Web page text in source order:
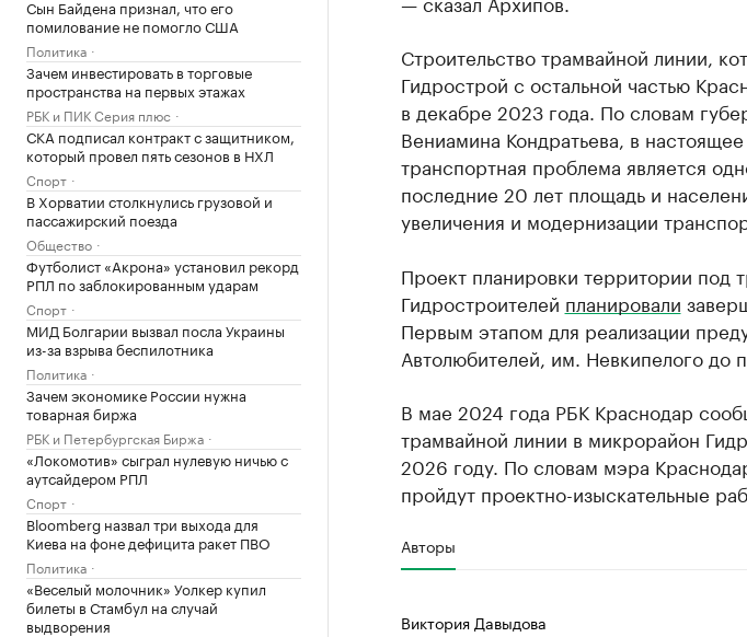
Сын Байдена признал, что его
помилование не помогло США
Политика
Зачем инвестировать в торговые
пространства на первых этажах
РБК и ПИК Серия плюс
СКА подписал контракт с защитником,
который провел пять сезонов в НХЛ
Спорт
В Хорватии столкнулись грузовой и
пассажирский поезда
Общество
Футболист «Акрона» установил рекорд
РПЛ по заблокированным ударам
Спорт
МИД Болгарии вызвал посла Украины
из-за взрыва беспилотника
Политика
Зачем экономике России нужна
товарная биржа
РБК и Петербургская Биржа
«Локомотив» сыграл нулевую ничью с
аутсайдером РПЛ
Спорт
Bloomberg назвал три выхода для
Киева на фоне дефицита ракет ПВО
Политика
«Веселый молочник» Уолкер купил
билеты в Стамбул на случай
выдворения
Строительство трамвайной линии,
Гидрострой с остальной частью
в декабре 2023 года. По словам
Вениамина Кондратьева, в
транспортная проблема является
последние 20 лет площадь и
увеличения и модернизации
Проект планировки территории под
Гидростроителей планировали
Первым этапом для реализации
Автолюбителей, им. Невкипелого до
В мае 2024 года РБК Краснодар
трамвайной линии в микрорайон
2026 году. По словам мэра
пройдут проектно-изыскательные
Авторы
Виктория Давыдова